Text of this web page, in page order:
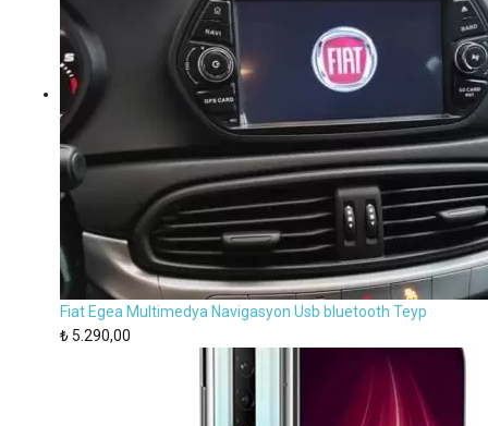
Fiat Egea Multimedya Navigasyon Usb bluetooth Teyp
₺ 5.290,00